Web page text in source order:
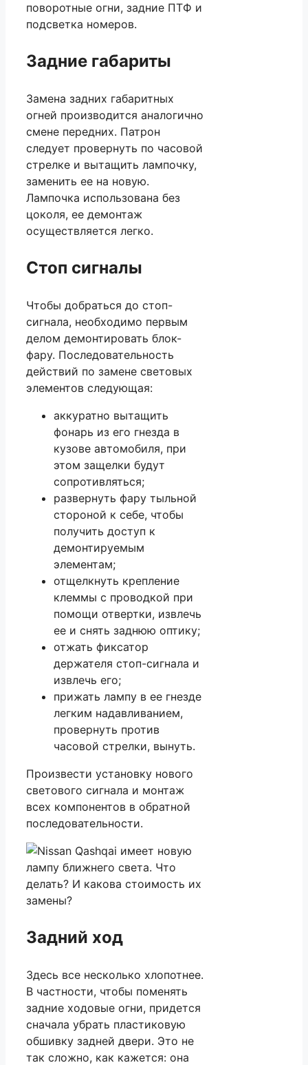
поворотные огни, задние ПТФ и
подсветка номеров.
Задние габариты
Замена задних габаритных
огней производится аналогично
смене передних. Патрон
следует провернуть по часовой
стрелке и вытащить лампочку,
заменить ее на новую.
Лампочка использована без
цоколя, ее демонтаж
осуществляется легко.
Стоп сигналы
Чтобы добраться до стоп-
сигнала, необходимо первым
делом демонтировать блок-
фару. Последовательность
действий по замене световых
элементов следующая:
аккуратно вытащить
фонарь из его гнезда в
кузове автомобиля, при
этом защелки будут
сопротивляться;
развернуть фару тыльной
стороной к себе, чтобы
получить доступ к
демонтируемым
элементам;
отщелкнуть крепление
клеммы с проводкой при
помощи отвертки, извлечь
ее и снять заднюю оптику;
отжать фиксатор
держателя стоп-сигнала и
извлечь его;
прижать лампу в ее гнезде
легким надавливанием,
провернуть против
часовой стрелки, вынуть.
Произвести установку нового
светового сигнала и монтаж
всех компонентов в обратной
последовательности.
Задний ход
Здесь все несколько хлопотнее.
В частности, чтобы поменять
задние ходовые огни, придется
сначала убрать пластиковую
обшивку задней двери. Это не
так сложно, как кажется: она